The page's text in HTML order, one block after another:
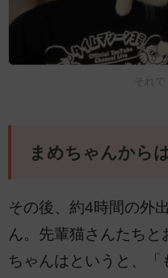
それ
まめちゃんから
その後、約4時間の外
ん。先輩猫さんたち
ちゃんはというと、「